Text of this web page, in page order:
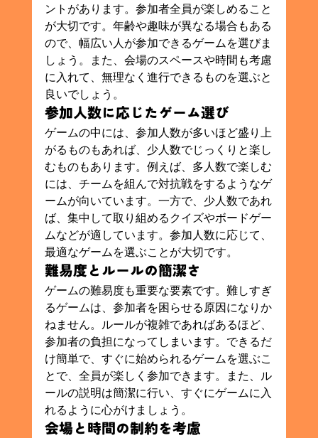
ントがあります。参加者全員が楽しめること
が大切です。年齢や趣味が異なる場合もある
ので、幅広い人が参加できるゲームを選びま
しょう。また、会場のスペースや時間も考慮
に入れて、無理なく進行できるものを選ぶと
良いでしょう。
参加人数に応じたゲーム選び
ゲームの中には、参加人数が多いほど盛り上
がるものもあれば、少人数でじっくりと楽し
むものもあります。例えば、多人数で楽しむ
には、チームを組んで対抗戦をするようなゲ
ームが向いています。一方で、少人数であれ
ば、集中して取り組めるクイズやボードゲー
ムなどが適しています。参加人数に応じて、
最適なゲームを選ぶことが大切です。
難易度とルールの簡潔さ
ゲームの難易度も重要な要素です。難しすぎ
るゲームは、参加者を困らせる原因になりか
ねません。ルールが複雑であればあるほど、
参加者の負担になってしまいます。できるだ
け簡単で、すぐに始められるゲームを選ぶこ
とで、全員が楽しく参加できます。また、ル
ールの説明は簡潔に行い、すぐにゲームに入
れるように心がけましょう。
会場と時間の制約を考慮